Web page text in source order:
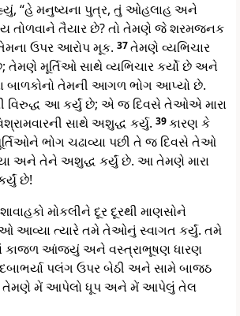
“હે મનુષ્યના પુત્ર, તું ઓહલાહ અને
તોળવાને તૈયાર છે? તો તેમણે જે શરમજનક
ઉપર આરોપ મૂક. 37તેમણે વ્યભિચાર
તેમણે મૂર્તિઓ સાથે વ્યભિચાર કર્યો છે અને
બાળકોનો તેમની આગળ ભોગ આપ્યો છે.
વિરુદ્ધ આ કર્યું છે; એ જ દિવસે તેઓએ મારા
સાથે અશુદ્ધ કર્યુ. 39કારણ કે
ભોગ ચઢાવ્યા પછી તે જ દિવસે તેઓ
અને તેને અશુદ્ધ કર્યું છે. આ તેમણે મારા
છે!
મોકલીને દૂર દૂરથી માણસોને
આવ્યા ત્યારે તમે તેઓનું સ્વાગત કર્યું. તમે
કાજળ આંજયું અને વસ્ત્રાભૂષણ ધારણ
પલંગ ઉપર બેઠી અને સામે બાજઠ
તેમણે મેં આપેલો ધૂપ અને મેં આપેલું તેલ